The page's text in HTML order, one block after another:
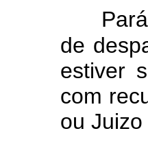
de
estiver
com
ou